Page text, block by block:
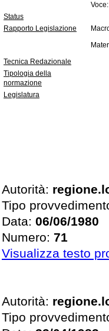
Voce:
Status
Rapporto Legislazione
Tecnica Redazionale
Tipologia della
normazione
Legislatura
Autorità:
Tipo
Data: 06/06/1980
Numero: 71
Visualizza testo
Autorità:
Tipo